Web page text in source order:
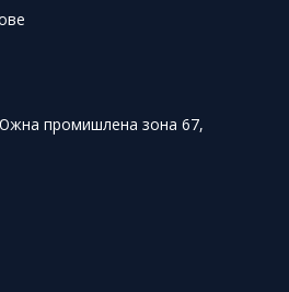
промишлена зона 67,